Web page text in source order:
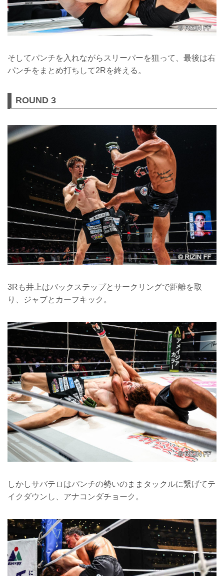
そしてパンチを入れながらスリーパーを狙って、最後は右
パンチをまとめ打ちして2Rを終える。
ROUND 3
3Rも井上はバックステップとサークリングで距離を取
り、ジャブとカーフキック。
しかしサバテロはパンチの勢いのままタックルに繋げてテ
イクダウンし、アナコンダチョーク。